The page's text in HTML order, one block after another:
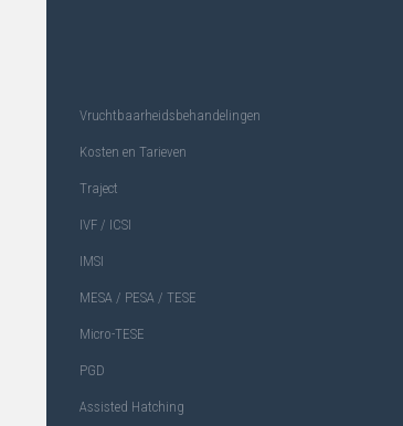
Vruchtbaarheidsbehandelingen
Kosten en Tarieven
Traject
IVF / ICSI
IMSI
MESA / PESA / TESE
Micro-TESE
PGD
Assisted Hatching